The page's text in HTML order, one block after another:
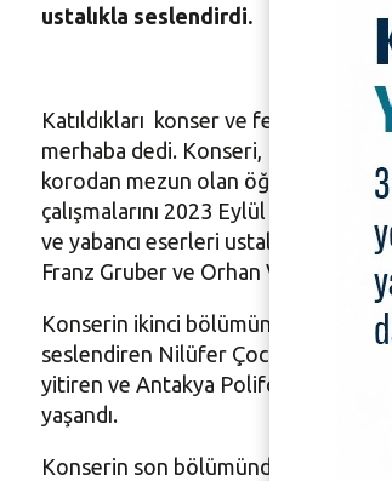
ustalıkla seslendirdi.
Katıldıkları konser ve festivallerde
merhaba dedi. Konseri, Nilüfer
korodan mezun olan öğrencilerin de
çalışmalarını 2023 Eylül ayından
ve yabancı eserleri ustalıkla
Franz Gruber ve Orhan Veli
Konserin ikinci bölümünde sahne,
seslendiren Nilüfer Çocuk Korosu
yitiren ve Antakya Polifonik Korolar
yaşandı.
Konserin son bölümünde Nilüfer